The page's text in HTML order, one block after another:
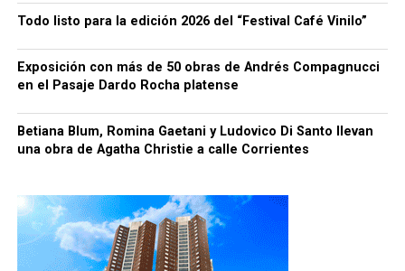
Todo listo para la edición 2026 del “Festival Café Vinilo”
Exposición con más de 50 obras de Andrés Compagnucci
en el Pasaje Dardo Rocha platense
Betiana Blum, Romina Gaetani y Ludovico Di Santo llevan
una obra de Agatha Christie a calle Corrientes